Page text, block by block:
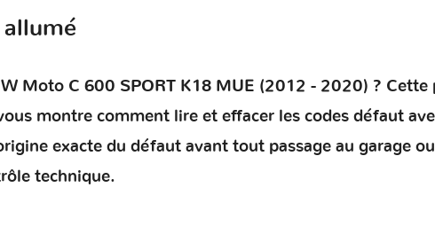
allumé
Moto C 600 SPORT K18 MUE (2012 - 2020) ? Cette
montre comment lire et effacer les codes défaut
exacte du défaut avant tout passage au garage
technique.